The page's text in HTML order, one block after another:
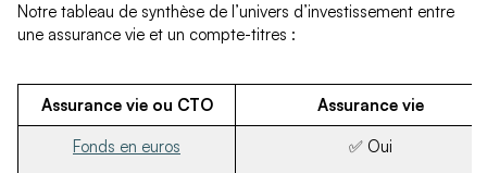
Notre tableau de synthèse de l’univers d’investissement entre
une assurance vie et un compte-titres :
Assurance vie ou CTO
Assurance vie
Fonds en euros
✅ Oui